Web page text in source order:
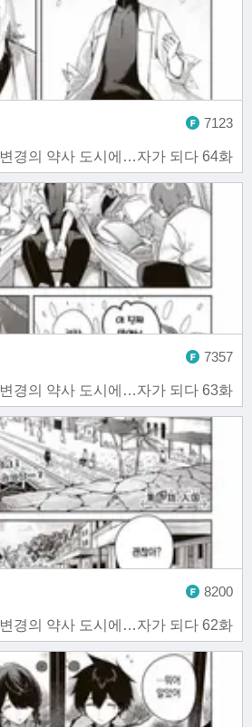
변경의 약사 도시에…자가 되다 64화
7123
변경의 약사 도시에…자가 되다 63화
7357
변경의 약사 도시에…자가 되다 62화
8200